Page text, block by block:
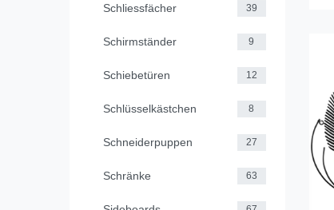
Schliessfächer 39
Schirmständer 9
Schiebetüren 12
Schlüsselkästchen 8
Schneiderpuppen 27
Schränke 63